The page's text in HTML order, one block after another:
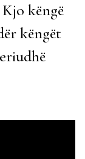
Kjo këngë
këngët